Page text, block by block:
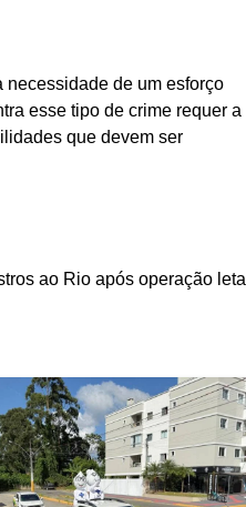
necessidade de um esforço
esse tipo de crime requer a
que devem ser
ao Rio após operação letal